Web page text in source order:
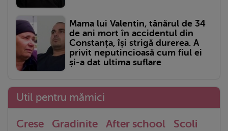
Mama lui Valentin, tânărul de 34
de ani mort în accidentul din
Constanța, își strigă durerea. A
privit neputincioasă cum fiul ei
și-a dat ultima suflare
Util pentru mămici
Crese Gradinite After school
Scoli